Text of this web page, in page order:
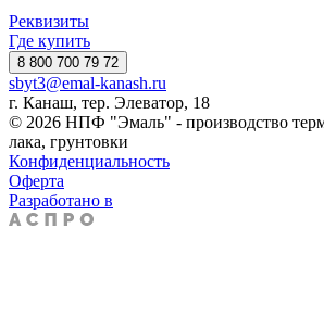
Реквизиты
Где купить
8 800 700 79 72
sbyt3@emal-kanash.ru
г. Канаш, тер. Элеватор, 18
© 2026 НПФ "Эмаль" - производство
лака, грунтовки
Конфиденциальность
Оферта
Разработано в